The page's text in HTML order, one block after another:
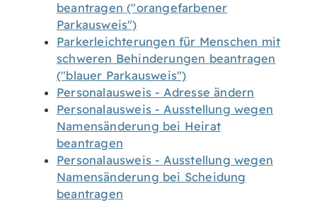
beantragen ("orangefarbener
Parkausweis")
Parkerleichterungen für Menschen mit
schweren Behinderungen beantragen
("blauer Parkausweis")
Personalausweis - Adresse ändern
Personalausweis - Ausstellung wegen
Namensänderung bei Heirat
beantragen
Personalausweis - Ausstellung wegen
Namensänderung bei Scheidung
beantragen